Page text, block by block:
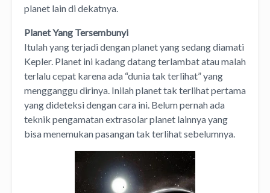
planet lain di dekatnya.
Planet Yang Tersembunyi
Itulah yang terjadi dengan planet yang sedang diamati
Kepler. Planet ini kadang datang terlambat atau malah
terlalu cepat karena ada “dunia tak terlihat” yang
mengganggu dirinya. Inilah planet tak terlihat pertama
yang dideteksi dengan cara ini. Belum pernah ada
teknik pengamatan extrasolar planet lainnya yang
bisa menemukan pasangan tak terlihat sebelumnya.